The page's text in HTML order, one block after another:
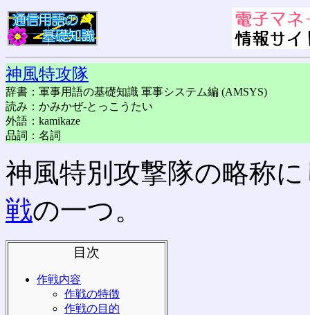
神風特攻隊
辞書：軍事用語の基礎知識 軍事システム編 (AMSYS)
読み：かみかぜ-とっこうたい
外語：kamikaze
品詞：名詞
神風特別攻撃隊の略称
戦の一つ。
目次
作戦内容
作戦の特徴
作戦の目的